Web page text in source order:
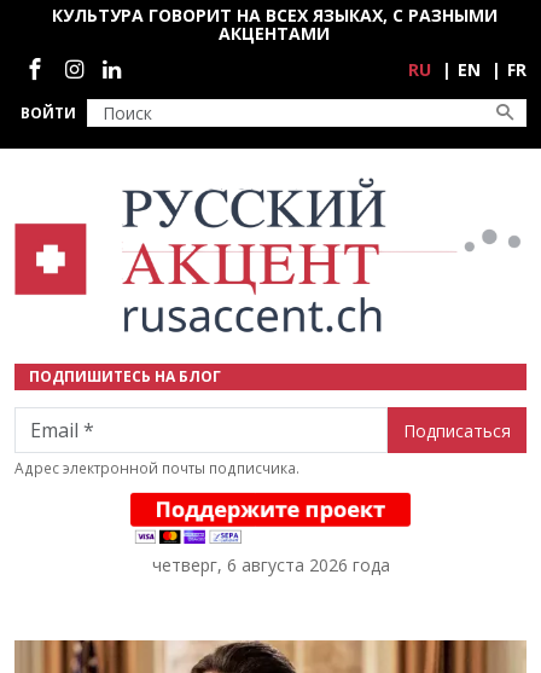
Перейти к основному содержанию
ВОЙТИ
КУЛЬТУРА ГОВОРИТ НА ВСЕХ ЯЗЫКАХ, С РАЗНЫМИ
АКЦЕНТАМИ
Социальные сети
RU EN FR
ПОДПИШИТЕСЬ НА БЛОГ
Email
Адрес электронной почты подписчика.
четверг, 6 августа 2026 года